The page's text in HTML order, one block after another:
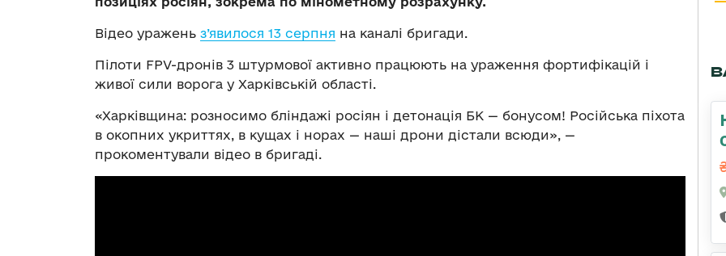
Відео уражень з’явилося 13 серпня на каналі бригади.
Пілоти FPV-дронів 3 штурмової активно працюють на ураження фортифікацій і
живої сили ворога у Харківській області.
«Харківщина: розносимо бліндажі росіян і детонація БК — бонусом! Російська піхота
в окопних укриттях, в кущах і норах — наші дрони дістали всюди», —
прокоментували відео в бригаді.